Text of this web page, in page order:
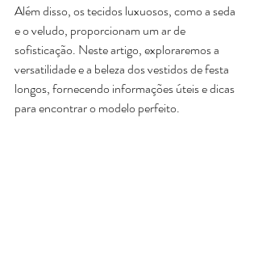
*Pague em 6x sem juros
Além disso, os tecidos luxuosos, como a seda
e o veludo, proporcionam um ar de
sofisticação. Neste artigo, exploraremos a
versatilidade e a beleza dos vestidos de festa
longos, fornecendo informações úteis e dicas
para encontrar o modelo perfeito.